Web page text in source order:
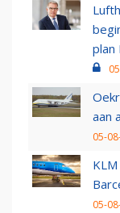
plan
aan
05-
05-